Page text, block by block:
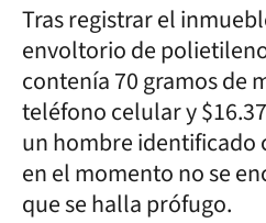
Tras registrar el
envoltorio de
contenía 70 gramos de
teléfono celular y
un hombre identificado
en el momento no se
que se halla prófugo.